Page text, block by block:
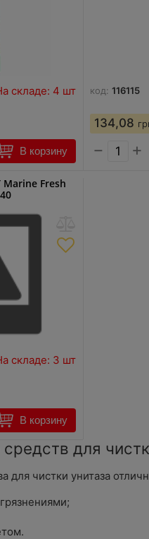
складе: 4 шт
В корзину
код: 116115
134,08
− +
Marine Fresh
складе: 3 шт
В корзину
для
для чистки унитаза